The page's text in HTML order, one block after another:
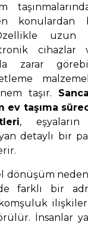
konulardan
uzun
cihazlar
zarar
taşır.
ev taşıma
,
detaylı bir
farklı bir
İnsanlar